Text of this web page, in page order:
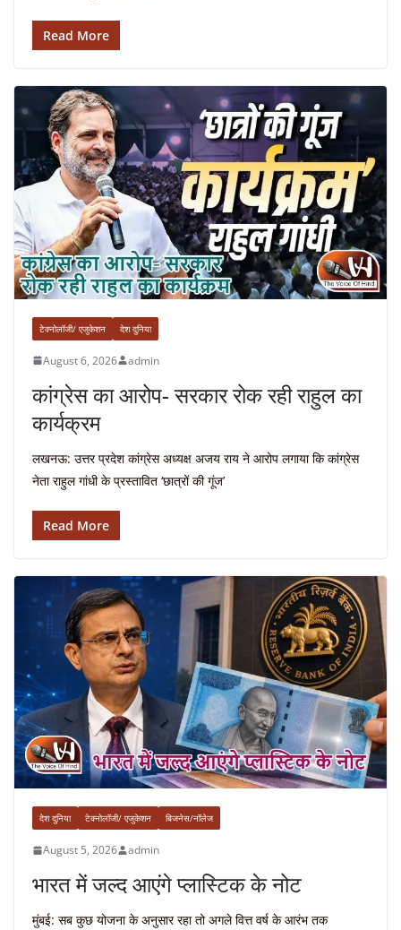
Read More
टेक्नोलॉजी/ एजुकेशन देश दुनिया
August 6, 2026 admin
कांग्रेस का आरोप- सरकार रोक रही राहुल का
कार्यक्रम
लखनऊ: उत्तर प्रदेश कांग्रेस अध्यक्ष अजय राय ने आरोप लगाया कि कांग्रेस
नेता राहुल गांधी के प्रस्तावित ‘छात्रों की गूंज’
Read More
देश दुनिया टेक्नोलॉजी/ एजुकेशन बिजनेस/नॉलेज
August 5, 2026 admin
भारत में जल्द आएंगे प्लास्टिक के नोट
मुंबई: सब कुछ योजना के अनुसार रहा तो अगले वित्त वर्ष के आरंभ तक